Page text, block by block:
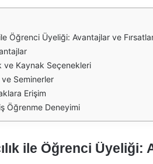
ile Öğrenci Üyeliği: Avantajlar ve
ve Kaynak Seçenekleri
Seminerler
Erişim
Öğrenme Deneyimi
ile Öğrenci Üyeliği: